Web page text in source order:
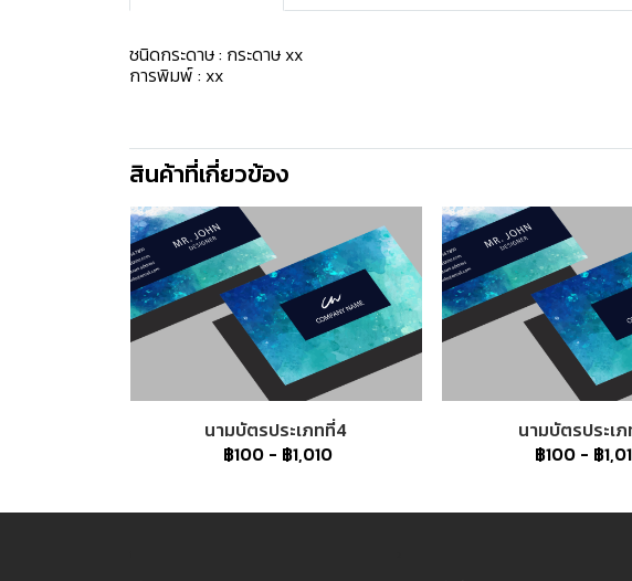
ชนิดกระดาษ : กระดาษ xx
การพิมพ์ : xx
สินค้าที่เกี่ยวข้อง
นามบัตรประเภทที่4
฿100 - ฿1,010
นามบัตรประเภ
฿100 - ฿